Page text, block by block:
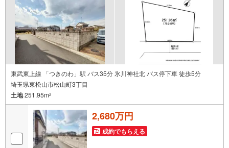
東武東上線 「つきのわ」駅 バス35分 氷川神社北 バス停下車 徒歩5分
埼玉県東松山市松山町3丁目
土地251.95m2
2,680万円
成約でもらえる